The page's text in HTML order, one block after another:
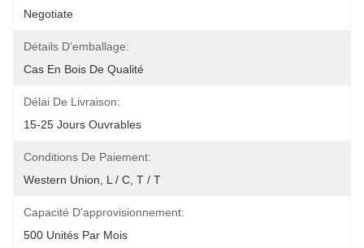
Negotiate
Détails D'emballage:
Cas En Bois De Qualité
Délai De Livraison:
15-25 Jours Ouvrables
Conditions De Paiement:
Western Union, L / C, T / T
Capacité D'approvisionnement:
500 Unités Par Mois